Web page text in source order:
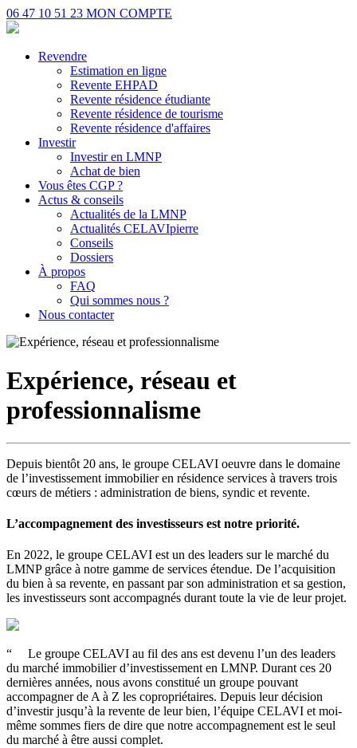
06 47 10 51 23 MON COMPTE
Revendre
Estimation en ligne
Revente EHPAD
Revente résidence étudiante
Revente résidence de tourisme
Revente résidence d'affaires
Investir
Investir en LMNP
Achat de bien
Vous êtes CGP ?
Actus & conseils
Actualités de la LMNP
Actualités CELAVIpierre
Conseils
Dossiers
À propos
FAQ
Qui sommes nous ?
Nous contacter
Expérience, réseau et
professionnalisme
Depuis bientôt 20 ans, le groupe CELAVI oeuvre dans le domaine
de l’investissement immobilier en résidence services à travers trois
cœurs de métiers : administration de biens, syndic et revente.
L’accompagnement des investisseurs est notre priorité.
En 2022, le groupe CELAVI est un des leaders sur le marché du
LMNP grâce à notre gamme de services étendue. De l’acquisition
du bien à sa revente, en passant par son administration et sa gestion,
les investisseurs sont accompagnés durant toute la vie de leur projet.
“
Le groupe CELAVI au fil des ans est devenu l’un des leaders
du marché immobilier d’investissement en LMNP. Durant ces 20
dernières années, nous avons constitué un groupe pouvant
accompagner de A à Z les copropriétaires. Depuis leur décision
d’investir jusqu’à la revente de leur bien, l’équipe CELAVI et moi-
même sommes fiers de dire que notre accompagnement est le seul
du marché à être aussi complet.